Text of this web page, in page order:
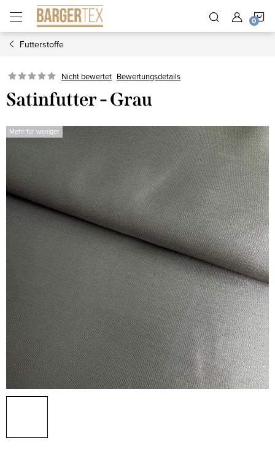
Inhalt
springen
Futterstoffe
Nicht bewertet Bewertungsdetails
Satinfutter - Grau
Mehr für weniger